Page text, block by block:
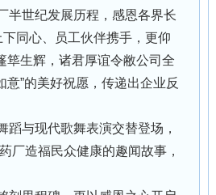
半世纪发展历程，感恩各界长
同心、员工伙伴携手，更仰
筚生辉，诸君厚谊令敝公司全
”的美好祝愿，传递出企业反
与现代歌舞表演交替登场，
厂造福民众健康的趣闻故事，